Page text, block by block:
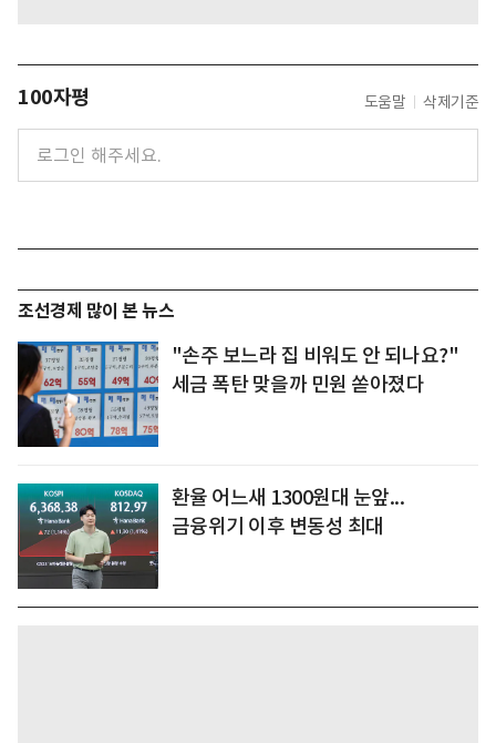
100자평 도움말 삭제기준
조선경제 많이 본 뉴스
"손주 보느라 집 비워도 안 되나요?"
세금 폭탄 맞을까 민원 쏟아졌다
환율 어느새 1300원대 눈앞...
금융위기 이후 변동성 최대